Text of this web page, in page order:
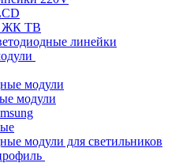
ЖК ТВ
линейки
модули
модули
модули для светильников